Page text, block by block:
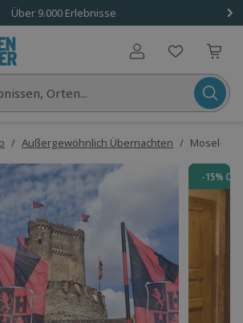
Über 9.000 Erlebnisse
Benutzerkonto
Orten...
/ Außergewöhnlich Übernachten / Mosel-
-15%